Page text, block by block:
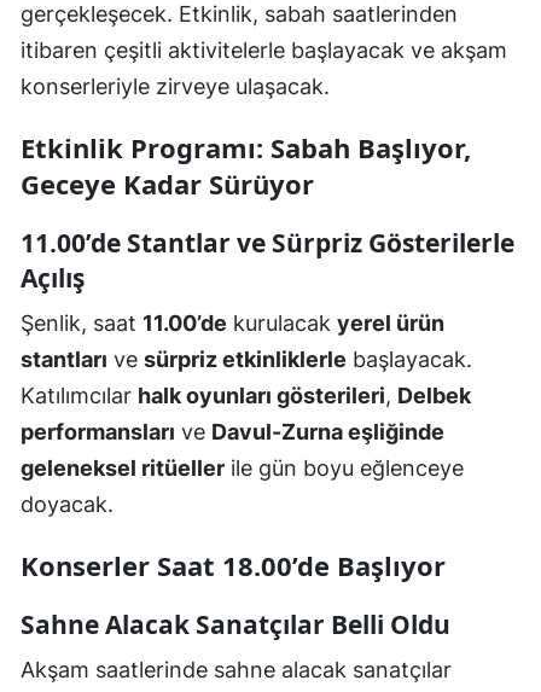
gerçekleşecek. Etkinlik, sabah saatlerinden
itibaren çeşitli aktivitelerle başlayacak ve akşam
konserleriyle zirveye ulaşacak.
Etkinlik Programı: Sabah Başlıyor,
Geceye Kadar Sürüyor
11.00’de Stantlar ve Sürpriz Gösterilerle
Açılış
Şenlik, saat 11.00’de kurulacak yerel ürün
stantları ve sürpriz etkinliklerle başlayacak.
Katılımcılar halk oyunları gösterileri, Delbek
performansları ve Davul-Zurna eşliğinde
geleneksel ritüeller ile gün boyu eğlenceye
doyacak.
Konserler Saat 18.00’de Başlıyor
Sahne Alacak Sanatçılar Belli Oldu
Akşam saatlerinde sahne alacak sanatçılar